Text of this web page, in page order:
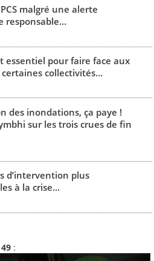
malgré une alerte
responsable...
essentiel pour faire face aux
collectivités...
des inondations, ça paye !
sur les trois crues de fin
d’intervention plus
à la crise...
: